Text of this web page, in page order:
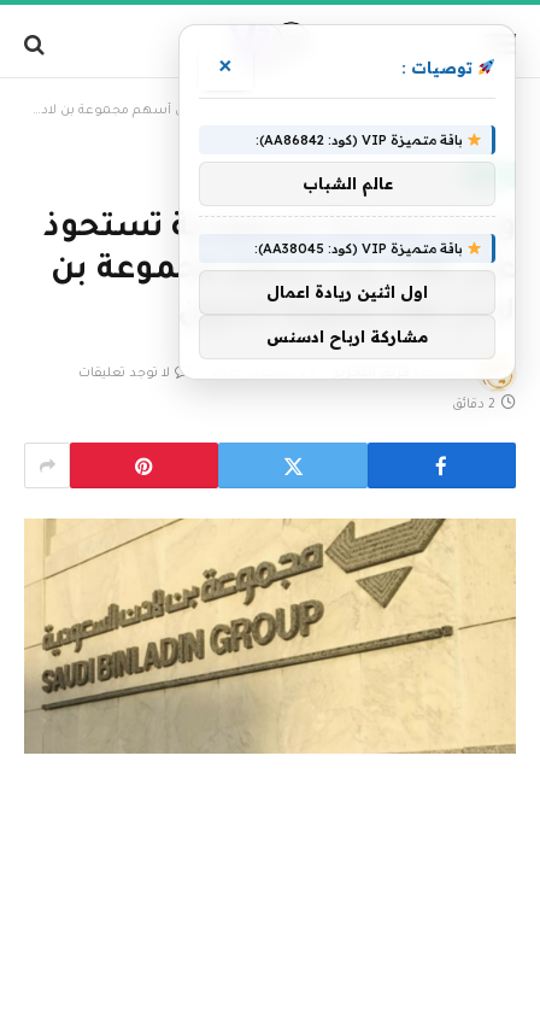
وزارة المالية السعودية تستحوذ
على 86% من أسهم مجموعة بن
لادن بعد تسوية الديون
لا توجد تعليقات
2 دقائق
توصيات : ×
باقة متميزة VIP (كود: AA86842):
عالم الشباب
باقة متميزة VIP (كود: AA38045):
اول اثنين ريادة اعمال
مشاركة ارباح ادسنس